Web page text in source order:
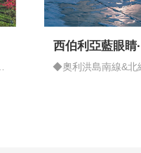
西伯利亞藍眼睛
情藍
◆奧利洪島南線&北